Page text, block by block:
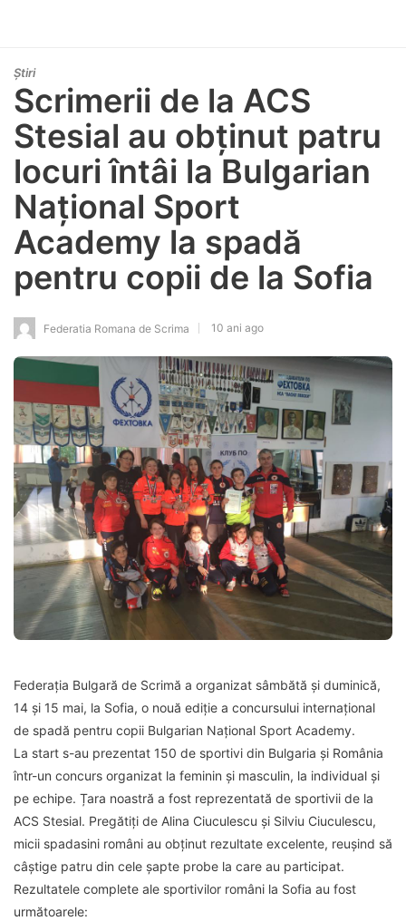
Știri
Scrimerii de la ACS
Stesial au obținut patru
locuri întâi la Bulgarian
Național Sport
Academy la spadă
pentru copii de la Sofia
Federatia Romana de Scrima 10 ani ago
Federația Bulgară de Scrimă a organizat sâmbătă și duminică,
14 și 15 mai, la Sofia, o nouă ediție a concursului internațional
de spadă pentru copii Bulgarian Național Sport Academy.
La start s-au prezentat 150 de sportivi din Bulgaria și România
într-un concurs organizat la feminin și masculin, la individual și
pe echipe. Țara noastră a fost reprezentată de sportivii de la
ACS Stesial. Pregătiți de Alina Ciuculescu și Silviu Ciuculescu,
micii spadasini români au obținut rezultate excelente, reușind să
câștige patru din cele șapte probe la care au participat.
Rezultatele complete ale sportivilor români la Sofia au fost
următoarele: